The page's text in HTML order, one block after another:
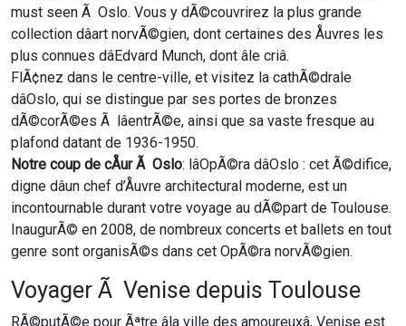
must seen Ã Oslo. Vous y dÃ©couvrirez la plus grande
collection dâart norvÃ©gien, dont certaines des Åuvres les
plus connues dâEdvard Munch, dont âle criâ.
FlÃ¢nez dans le centre-ville, et visitez la cathÃ©drale
dâOslo, qui se distingue par ses portes de bronzes
dÃ©corÃ©es Ã lâentrÃ©e, ainsi que sa vaste fresque au
plafond datant de 1936-1950.
Notre coup de cÅur Ã Oslo: lâOpÃ©ra dâOslo : cet Ã©difice,
digne dâun chef d’Åuvre architectural moderne, est un
incontournable durant votre voyage au dÃ©part de Toulouse.
InaugurÃ© en 2008, de nombreux concerts et ballets en tout
genre sont organisÃ©s dans cet OpÃ©ra norvÃ©gien.
Voyager Ã Venise depuis Toulouse
RÃ©putÃ©e pour Ãªtre âla ville des amoureuxâ, Venise est